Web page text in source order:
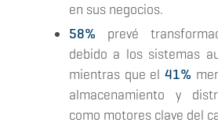
en sus negocios.
58% prevé
debido a los sistemas
mientras que el41%
almacenamiento y
como motores clave del